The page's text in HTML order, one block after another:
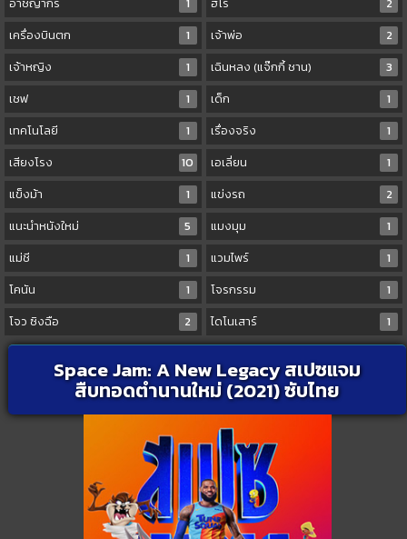
เครื่องบินตก
1 เจ้าพ่อ
2
เจ้าหญิง
1 เฉินหลง (แจ๊กกี้ ชาน)
3
เชฟ
1 เด็ก
1
เทคโนโลยี
1 เรื่องจริง
1
เสียงโรง
10 เอเลี่ยน
1
แข็งม้า
1 แข่งรถ
2
แนะนำหนังใหม่
5 แมงมุม
1
แม่ชี
1 แวมไพร์
1
โคนัน
1 โจรกรรม
1
โจว ซิงฉือ
2 ไดโนเสาร์ 1
Space Jam: A New Legacy สเปซแจม
สืบทอดตำนานใหม่ (2021) ซับไทย